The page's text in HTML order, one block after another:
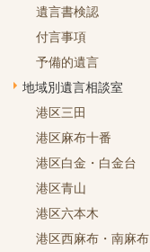
遺言書検認
付言事項
予備的遺言
地域別遺言相談室
港区三田
港区麻布十番
港区白金・白金台
港区青山
港区六本木
港区西麻布・南麻布